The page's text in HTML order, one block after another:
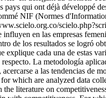
qui ont déjà développé
NIF (Normes
en las empresas
de los resultados se logró
cada una de estas
La metodología
a las tendencias
which are analyzed data
literature on